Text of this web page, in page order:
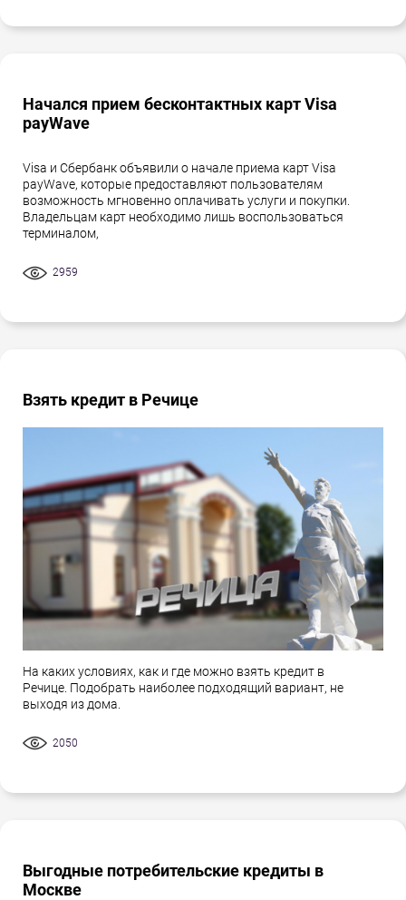
Начался прием бесконтактных карт Visa
payWave
Visa и Сбербанк объявили о начале приема карт Visa
payWave, которые предоставляют пользователям
возможность мгновенно оплачивать услуги и покупки.
Владельцам карт необходимо лишь воспользоваться
терминалом,
2959
Взять кредит в Речице
На каких условиях, как и где можно взять кредит в
Речице. Подобрать наиболее подходящий вариант, не
выходя из дома.
2050
Выгодные потребительские кредиты в
Москве